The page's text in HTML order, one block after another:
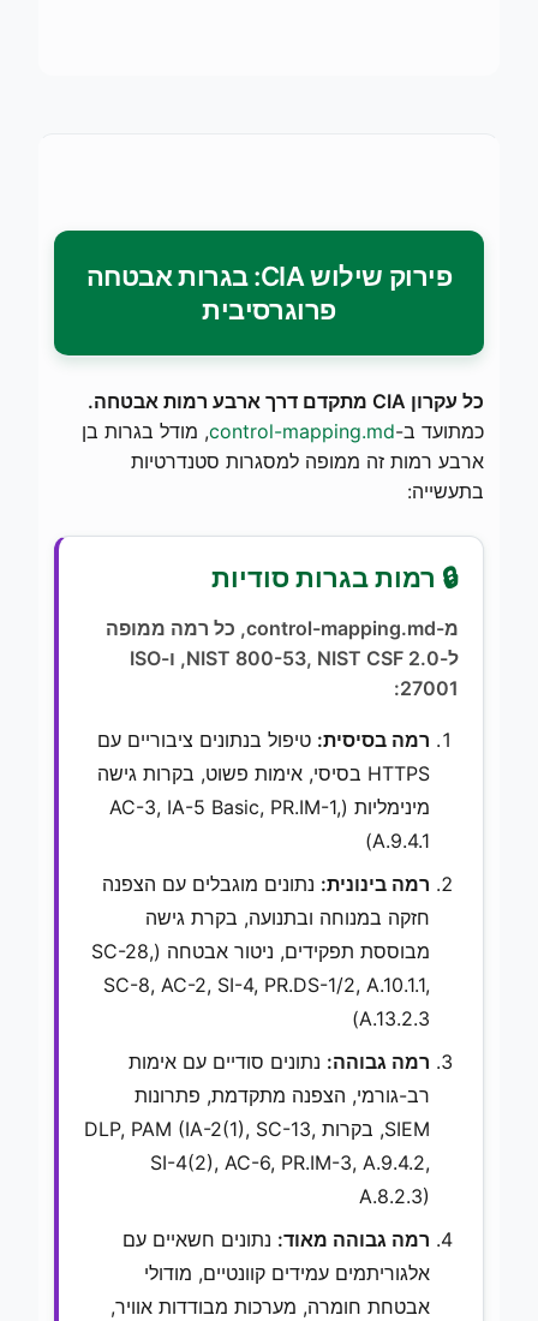
פירוק שילוש CIA: בגרות אבטחה
פרוגרסיבית
כל עקרון CIA מתקדם דרך ארבע רמות אבטחה.
כמתועד ב-control-mapping.md, מודל בגרות בן
ארבע רמות זה ממופה למסגרות סטנדרטיות
בתעשייה:
🔒 רמות בגרות סודיות
מ-control-mapping.md, כל רמה ממופה
ל-NIST 800-53, NIST CSF 2.0, ו-ISO
27001:
רמה בסיסית: טיפול בנתונים ציבוריים עם
HTTPS בסיסי, אימות פשוט, בקרות גישה
מינימליות (AC-3, IA-5 Basic, PR.IM-1,
A.9.4.1)
רמה בינונית: נתונים מוגבלים עם הצפנה
חזקה במנוחה ובתנועה, בקרת גישה
מבוססת תפקידים, ניטור אבטחה (SC-28,
SC-8, AC-2, SI-4, PR.DS-1/2, A.10.1.1,
A.13.2.3)
רמה גבוהה: נתונים סודיים עם אימות
רב-גורמי, הצפנה מתקדמת, פתרונות
SIEM, בקרות DLP, PAM (IA-2(1), SC-13,
SI-4(2), AC-6, PR.IM-3, A.9.4.2,
A.8.2.3)
רמה גבוהה מאוד: נתונים חשאיים עם
אלגוריתמים עמידים קוונטיים, מודולי
אבטחת חומרה, מערכות מבודדות אוויר,